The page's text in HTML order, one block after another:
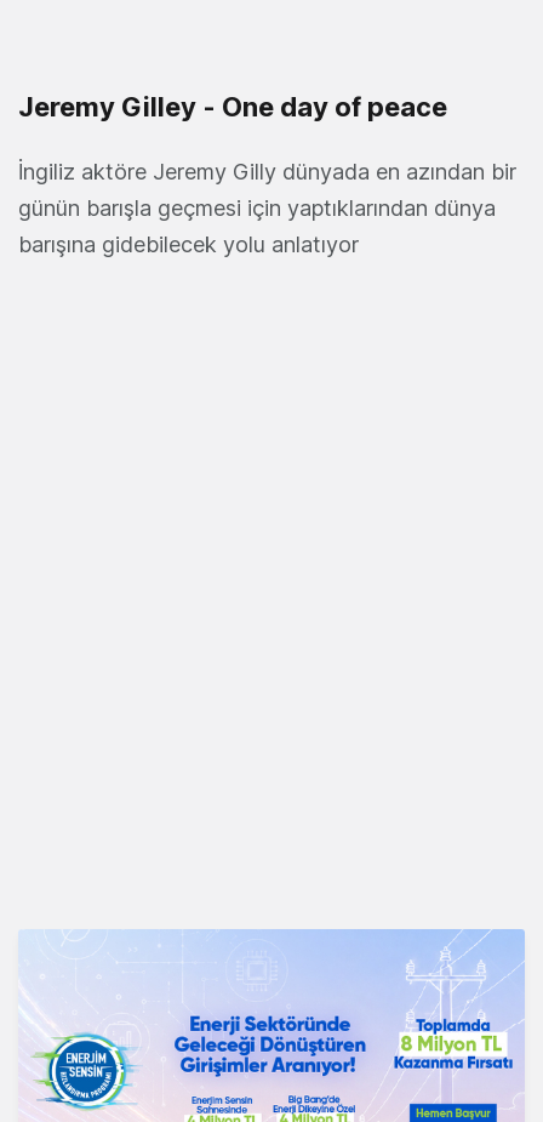
Jeremy Gilley - One day of peace
İngiliz aktöre Jeremy Gilly dünyada en azından bir
günün barışla geçmesi için yaptıklarından dünya
barışına gidebilecek yolu anlatıyor